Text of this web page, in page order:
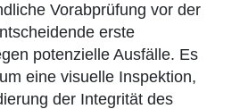
Vorabprüfung vor der
erste
potenzielle Ausfälle. Es
eine visuelle Inspektion,
der Integrität des